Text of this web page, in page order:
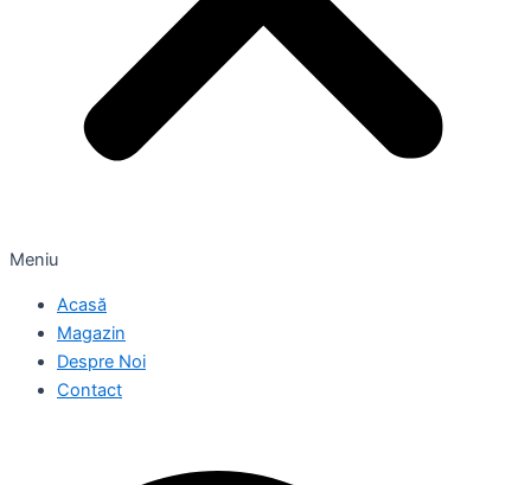
Meniu
Acasă
Magazin
Despre Noi
Contact